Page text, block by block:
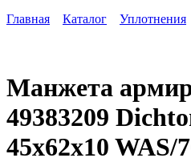
Главная
Каталог Уплотнения
Манжета
49383209
45x62x10 WAS/